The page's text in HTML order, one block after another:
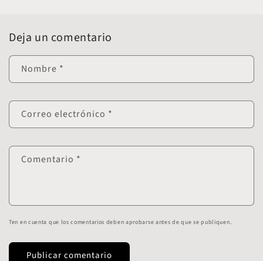
Deja un comentario
Nombre *
Correo electrónico *
Comentario *
Ten en cuenta que los comentarios deben aprobarse antes de que se publiquen.